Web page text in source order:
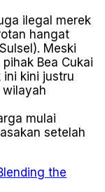
ilegal merek
hangat
Meski
Bea Cukai
ini kini justru
wilayah
mulai
setelah